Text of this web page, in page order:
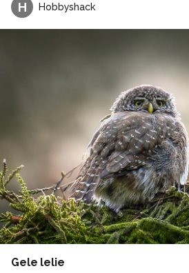
H Hobbyshack
Gele lelie